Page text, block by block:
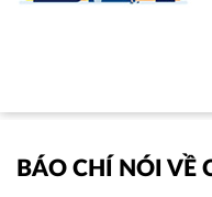
BÁO CHÍ NÓI VỀ